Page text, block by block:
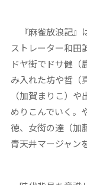
『麻雀放浪記』
ストレーター和田
ドヤ街でドサ健（
み入れた坊や哲（
（加賀まりこ）
めりこんでいく。
徳、女衒の達（加
青天井マージャン